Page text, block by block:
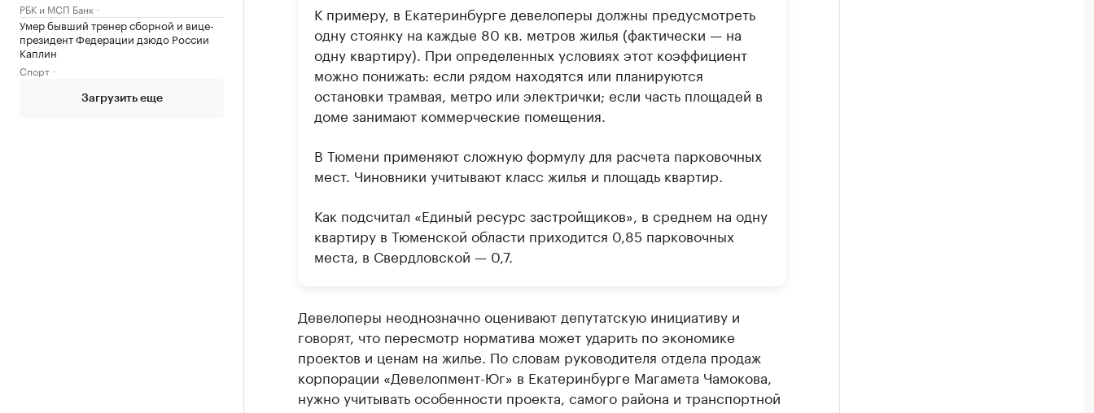
РБК и МСП Банк
Умер бывший тренер сборной и вице-
президент Федерации дзюдо России
Каплин
Спорт
Загрузить еще
К примеру, в Екатеринбурге девелоперы должны предусмотреть
одну стоянку на каждые 80 кв. метров жилья (фактически — на
одну квартиру). При определенных условиях этот коэффициент
можно понижать: если рядом находятся или планируются
остановки трамвая, метро или электрички; если часть площадей в
доме занимают коммерческие помещения.
В Тюмени применяют сложную формулу для расчета парковочных
мест. Чиновники учитывают класс жилья и площадь квартир.
Как подсчитал «Единый ресурс застройщиков», в среднем на одну
квартиру в Тюменской области приходится 0,85 парковочных
места, в Свердловской — 0,7.
Девелоперы неоднозначно оценивают депутатскую инициативу и
говорят, что пересмотр норматива может ударить по экономике
проектов и ценам на жилье. По словам руководителя отдела продаж
корпорации «Девелопмент-Юг» в Екатеринбурге Магамета Чамокова,
нужно учитывать особенности проекта, самого района и транспортной